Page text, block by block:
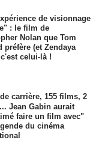
de visionnage
: le film de
Nolan que Tom
préfère (et Zendaya
celui-là !
carrière, 155 films, 2
Jean Gabin aurait
faire un film avec"
du cinéma